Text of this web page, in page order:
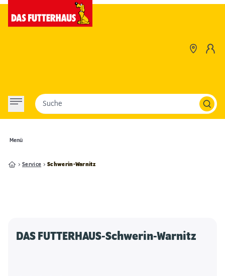
Menü
Suche
Service Schwerin-Warnitz
DAS FUTTERHAUS-Schwerin-Warnitz